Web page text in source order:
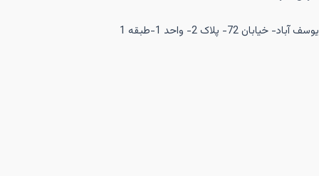
یوسف آباد- خیابان 72- پلاک 2- واحد 1-طبقه 1